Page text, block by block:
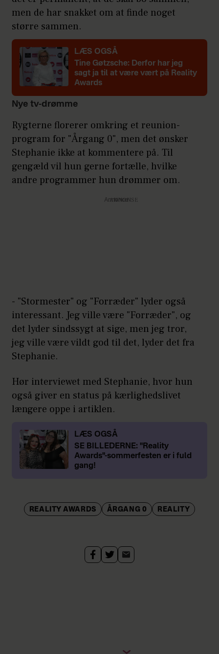
men de har snakket om at finde noget
større sammen.
LÆS OGSÅ
Tine Gøtzsche: Derfor har jeg
sagt ja til at være vært på Reality
Awards
Nye tv-drømme
Rygterne florerer omkring et reunion-
program for "Årgang 0", men det ønsker
Stephanie ikke at kommentere på. Til
gengæld vil hun gerne fortælle, hvilke
andre programmer hun drømmer om.
Annonce
- "Stormester" og "Forræder" lyder også
interessant. Jeg ville være "Forræder", og
det lyder sindssygt at sige, men jeg tror,
jeg ville være vildt god til det, lyder det fra
Stephanie.
Hør interviewet med Stephanie, hvor hun
også giver en status på kærlighedslivet
længere oppe i artiklen.
LÆS OGSÅ
SE BILLEDERNE: "Reality
Awards"-sommerfesten er i fuld
gang!
REALITY AWARDS ÅRGANG 0 REALITY